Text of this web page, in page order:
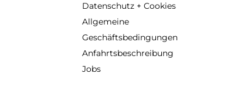
Datenschutz + Cookies
Allgemeine
Geschäftsbedingungen
Anfahrtsbeschreibung
Jobs